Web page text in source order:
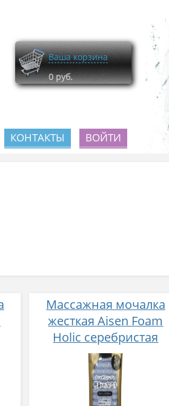
Ваша корзина
0 руб.
КОНТАКТЫ ВОЙТИ
Массажная мочалка
жесткая Aisen Foam
Holic серебристая
28Х100 см